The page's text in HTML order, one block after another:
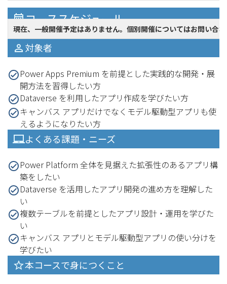
コーススケジュール
現在、一般開催予定はありません。個別開催についてはお問い合
対象者
Power Apps Premium を前提とした実践的な開発・展
開方法を習得したい方
Dataverse を利用したアプリ作成を学びたい方
キャンバス アプリだけでなくモデル駆動型アプリも使
えるようになりたい方
よくある課題・ニーズ
Power Platform 全体を見据えた拡張性のあるアプリ構
築をしたい
Dataverse を活用したアプリ開発の進め方を理解した
い
複数テーブルを前提としたアプリ設計・運用を学びた
い
キャンバス アプリとモデル駆動型アプリの使い分けを
学びたい
本コースで身につくこと